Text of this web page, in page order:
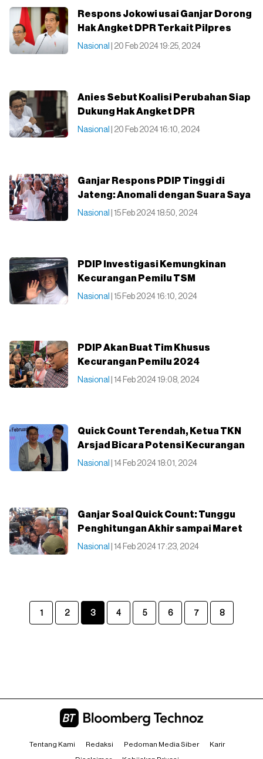
Respons Jokowi usai Ganjar Dorong
Hak Angket DPR Terkait Pilpres
Nasional | 20 Feb 2024 19:25, 2024
Anies Sebut Koalisi Perubahan Siap
Dukung Hak Angket DPR
Nasional | 20 Feb 2024 16:10, 2024
Ganjar Respons PDIP Tinggi di
Jateng: Anomali dengan Suara Saya
Nasional | 15 Feb 2024 18:50, 2024
PDIP Investigasi Kemungkinan
Kecurangan Pemilu TSM
Nasional | 15 Feb 2024 16:10, 2024
PDIP Akan Buat Tim Khusus
Kecurangan Pemilu 2024
Nasional | 14 Feb 2024 19:08, 2024
Quick Count Terendah, Ketua TKN
Arsjad Bicara Potensi Kecurangan
Nasional | 14 Feb 2024 18:01, 2024
Ganjar Soal Quick Count: Tunggu
Penghitungan Akhir sampai Maret
Nasional | 14 Feb 2024 17:23, 2024
1 2 3 4 5 6 7 8
Tentang Kami Redaksi Pedoman Media Siber Karir